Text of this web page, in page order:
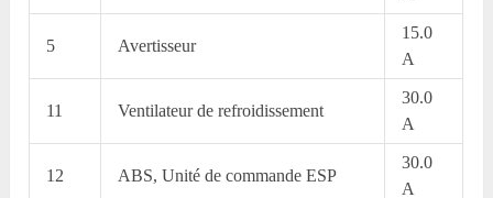
5 Avertisseur
15.0
A
11 Ventilateur de refroidissement
30.0
A
12 ABS, Unité de commande ESP
30.0
A